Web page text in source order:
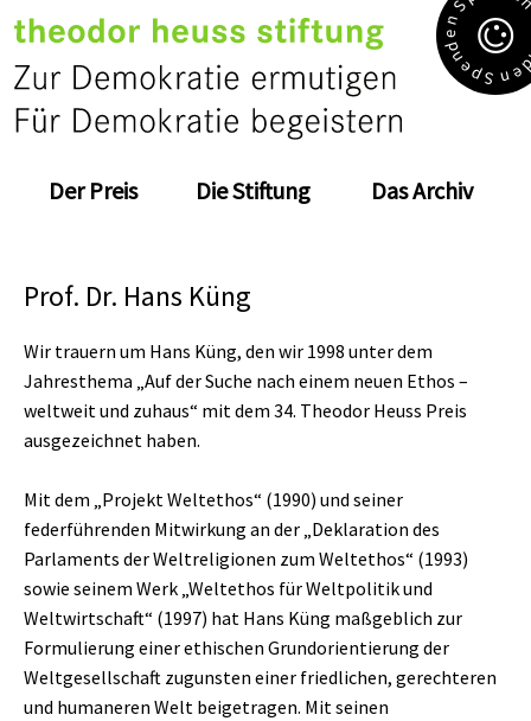
Der Preis Die Stiftung Das Archiv
S
p
e
n
d
e
n
S
e
n
Prof. Dr. Hans Küng
Wir trauern um Hans Küng, den wir 1998 unter dem
Jahresthema „Auf der Suche nach einem neuen Ethos –
weltweit und zuhaus“ mit dem 34. Theodor Heuss Preis
ausgezeichnet haben.
Mit dem „Projekt Weltethos“ (1990) und seiner
federführenden Mitwirkung an der „Deklaration des
Parlaments der Weltreligionen zum Weltethos“ (1993)
sowie seinem Werk „Weltethos für Weltpolitik und
Weltwirtschaft“ (1997) hat Hans Küng maßgeblich zur
Formulierung einer ethischen Grundorientierung der
Weltgesellschaft zugunsten einer friedlichen, gerechteren
und humaneren Welt beigetragen. Mit seinen